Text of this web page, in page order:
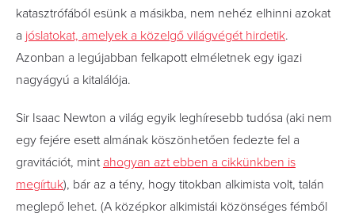
katasztrófából esünk a másikba, nem nehéz elhinni azokat
a jóslatokat, amelyek a közelgő világvégét hirdetik.
Azonban a legújabban felkapott elméletnek egy igazi
nagyágyú a kitalálója.
Sir Isaac Newton a világ egyik leghíresebb tudósa (aki nem
egy fejére esett almának köszönhetően fedezte fel a
gravitációt, mint ahogyan azt ebben a cikkünkben is
megírtuk), bár az a tény, hogy titokban alkimista volt, talán
meglepő lehet. (A középkor alkimistái közönséges fémből